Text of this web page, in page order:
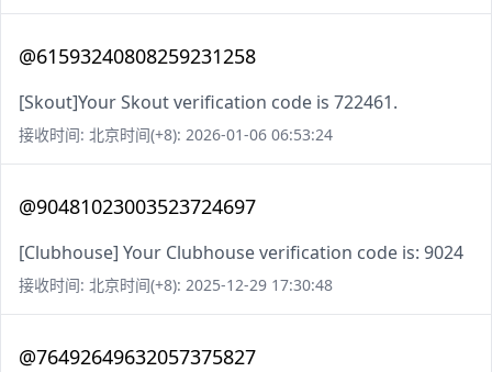
@61593240808259231258
[Skout]Your Skout verification code is 722461.
接收时间: 北京时间(+8): 2026-01-06 06:53:24
@90481023003523724697
[Clubhouse] Your Clubhouse verification code is: 9024
接收时间: 北京时间(+8): 2025-12-29 17:30:48
@76492649632057375827